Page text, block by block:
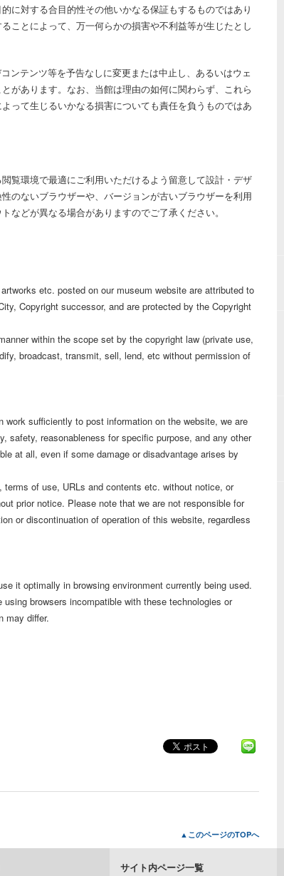
に対する合目的性その他いかなる保証もするものではあり
ことによって、万一何らかの損害や不利益等が生じたとし
ンテンツ等を予告なしに変更または中止し、あるいはウェ
があります。なお、当館は理由の如何に関わらず、これら
って生じるいかなる損害についても責任を負うものではあ
覧環境で最適にご利用いただけるよう留意して設計・デザ
のないブラウザーや、バージョンが古いブラウザーを利用
などが異なる場合がありますのでご了承ください。
etc. posted on our museum website are attributed to
Copyright successor, and are protected by the Copyright
within the scope set by the copyright law (private use,
broadcast, transmit, sell, lend, etc without permission of
sufficiently to post information on the website, we are
safety, reasonableness for specific purpose, and any other
at all, even if some damage or disadvantage arises by
of use, URLs and contents etc. without notice, or
prior notice. Please note that we are not responsible for
or discontinuation of operation of this website, regardless
it optimally in browsing environment currently being used.
browsers incompatible with these technologies or
may differ.
▲このページのTOPへ
サイト内ページ一覧